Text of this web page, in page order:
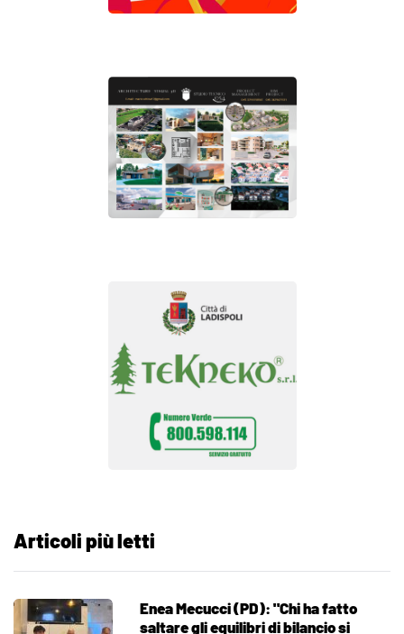
Articoli più letti
Enea Mecucci (PD): "Chi ha fatto
saltare gli equilibri di bilancio si